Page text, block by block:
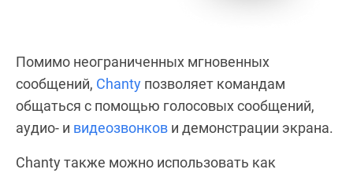
Помимо неограниченных мгновенных
сообщений, Chanty позволяет командам
общаться с помощью голосовых сообщений,
аудио- и видеозвонков и демонстрации экрана.
Chanty также можно использовать как